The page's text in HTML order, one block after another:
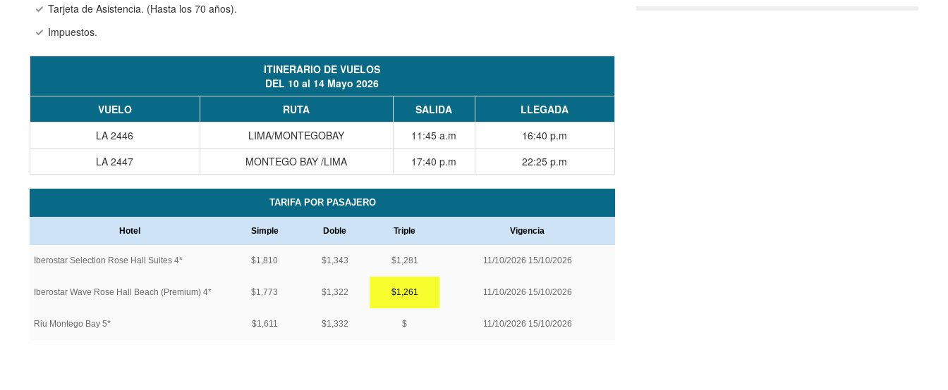
Tarjeta de Asistencia. (Hasta los 70 años).
Impuestos.
ITINERARIO DE VUELOS
DEL 10 al 14 Mayo 2026
VUELO
RUTA SALIDA
LLEGADA
LA 2446
LIMA/MONTEGOBAY 11:45 a.m
16:40 p.m
LA 2447
MONTEGO BAY /LIMA 17:40 p.m 22:25 p.m